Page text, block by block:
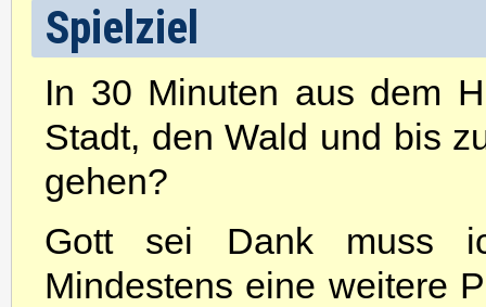
Spielziel
In 30 Minuten aus dem
Stadt, den Wald und bis
gehen?
Gott sei Dank muss
Mindestens eine weitere